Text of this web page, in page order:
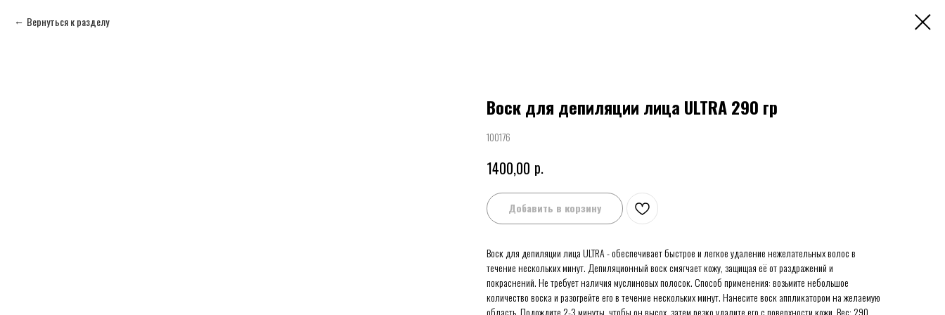
Вернуться к разделу
Воск для депиляции лица ULTRA 290 гр
100176
1400,00 р.
Добавить в корзину
Воск для депиляции лица ULTRA - обеспечивает быстрое и легкое удаление нежелательных волос в
течение нескольких минут. Депиляционный воск смягчает кожу, защищая её от раздражений и
покраснений. Не требует наличия муслиновых полосок. Способ применения: возьмите небольшое
количество воска и разогрейте его в течение нескольких минут. Нанесите воск аппликатором на желаемую
область. Подождите 2-3 минуты, чтобы он высох, затем резко удалите его с поверхности кожи. Вес: 290